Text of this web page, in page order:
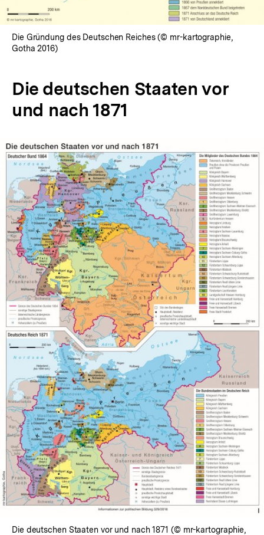
Die Gründung des Deutschen Reiches (© mr-kartographie,
Gotha 2016)
Die deutschen Staaten vor
und nach 1871
Die deutschen Staaten vor und nach 1871 (© mr-kartographie,